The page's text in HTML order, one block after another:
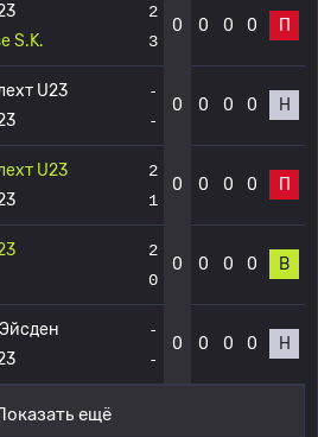
S.K.
2
3
0 0 0 0 П
U23
-
-
0 0 0 0 Н
U23
2
1
0 0 0 0 П
2
0
0 0 0 0 В
-
-
0 0 0 0 Н
ещё